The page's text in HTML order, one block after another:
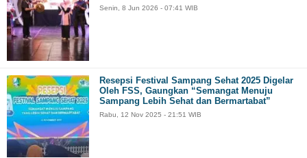
Senin, 8 Jun 2026 - 07:41 WIB
Resepsi Festival Sampang Sehat 2025 Digelar
Oleh FSS, Gaungkan “Semangat Menuju
Sampang Lebih Sehat dan Bermartabat”
Rabu, 12 Nov 2025 - 21:51 WIB